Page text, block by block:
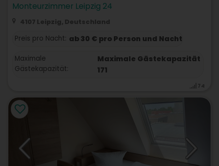
Monteurzimmer Leipzig 24
4107 Leipzig, Deutschland
Preis pro Nacht: ab 30 € pro Person und Nacht
Maximale
Gästekapazität:
Maximale Gästekapazität
171